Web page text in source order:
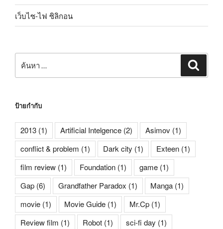
เว็บไซ-ไฟ ซิลิกอน
ป้ายกำกับ
2013 (1) Artificial Intelgence (2) Asimov (1)
conflict & problem (1) Dark city (1) Exteen (1)
film review (1) Foundation (1) game (1)
Gap (6) Grandfather Paradox (1) Manga (1)
movie (1) Movie Guide (1) Mr.Cp (1)
Review film (1) Robot (1) sci-fi day (1)